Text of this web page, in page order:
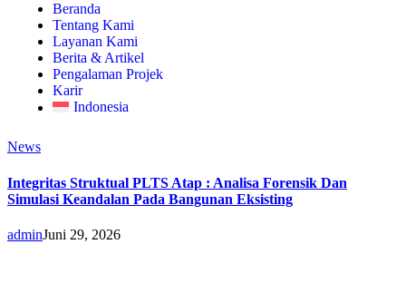
Beranda
Tentang Kami
Layanan Kami
Berita & Artikel
Pengalaman Projek
Karir
Indonesia
News
Integritas Struktual PLTS Atap : Analisa Forensik Dan
Simulasi Keandalan Pada Bangunan Eksisting
adminJuni 29, 2026